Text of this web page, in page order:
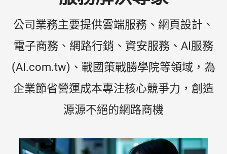
公司業務主要提供雲端服務、網頁設計、
電子商務、網路行銷、資安服務、AI服務
(AI.com.tw)、戰國策戰勝學院等領域，為
企業節省營運成本專注核心競爭力，創造
源源不絕的網路商機